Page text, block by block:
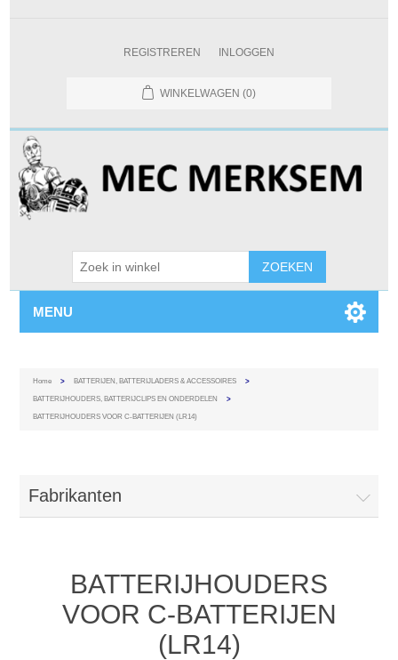
REGISTREREN INLOGGEN
WINKELWAGEN (0)
MENU
Home > BATTERIJEN, BATTERIJLADERS & ACCESSOIRES >
BATTERIJHOUDERS, BATTERIJCLIPS EN ONDERDELEN >
BATTERIJHOUDERS VOOR C-BATTERIJEN (LR14)
Fabrikanten
BATTERIJHOUDERS
VOOR C-BATTERIJEN
(LR14)